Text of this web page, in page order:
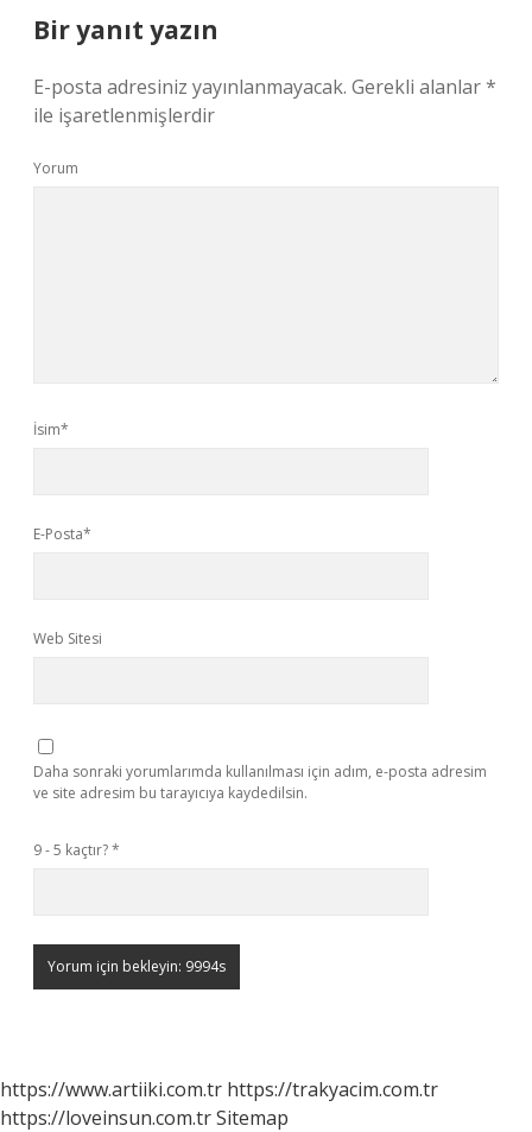
Bir yanıt yazın
E-posta adresiniz yayınlanmayacak. Gerekli alanlar*
ile işaretlenmişlerdir
Yorum
İsim*
E-Posta*
Web Sitesi
Daha sonraki yorumlarımda kullanılması için adım, e-posta adresim
ve site adresim bu tarayıcıya kaydedilsin.
9 - 5 kaçtır?*
https://www.artiiki.com.tr https://trakyacim.com.tr
https://loveinsun.com.trSitemap